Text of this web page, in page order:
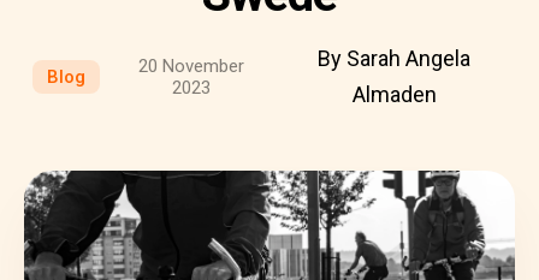
Blog
20 November
2023
By Sarah Angela
Almaden